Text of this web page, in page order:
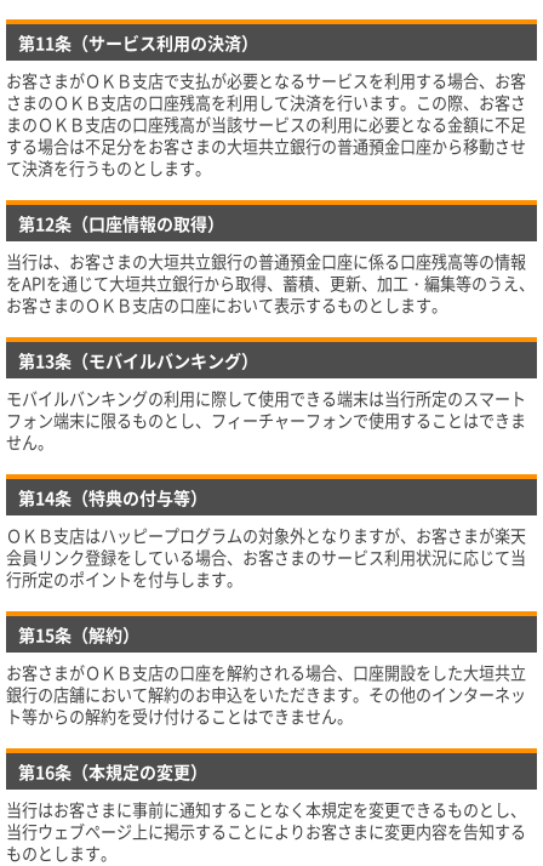
第11条（サービス利用の決済）
お客さまがＯＫＢ支店で支払が必要となるサービスを利用する場合、お客
さまのＯＫＢ支店の口座残高を利用して決済を行います。この際、お客さ
まのＯＫＢ支店の口座残高が当該サービスの利用に必要となる金額に不足
する場合は不足分をお客さまの大垣共立銀行の普通預金口座から移動させ
て決済を行うものとします。
第12条（口座情報の取得）
当行は、お客さまの大垣共立銀行の普通預金口座に係る口座残高等の情報
をAPIを通じて大垣共立銀行から取得、蓄積、更新、加工・編集等のうえ、
お客さまのＯＫＢ支店の口座において表示するものとします。
第13条（モバイルバンキング）
モバイルバンキングの利用に際して使用できる端末は当行所定のスマート
フォン端末に限るものとし、フィーチャーフォンで使用することはできま
せん。
第14条（特典の付与等）
ＯＫＢ支店はハッピープログラムの対象外となりますが、お客さまが楽天
会員リンク登録をしている場合、お客さまのサービス利用状況に応じて当
行所定のポイントを付与します。
第15条（解約）
お客さまがＯＫＢ支店の口座を解約される場合、口座開設をした大垣共立
銀行の店舗において解約のお申込をいただきます。その他のインターネッ
ト等からの解約を受け付けることはできません。
第16条（本規定の変更）
当行はお客さまに事前に通知することなく本規定を変更できるものとし、
当行ウェブページ上に掲示することによりお客さまに変更内容を告知する
ものとします。